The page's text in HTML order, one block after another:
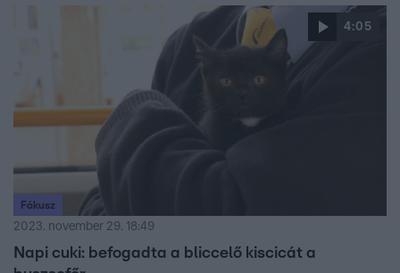
4:05
Fókusz
2023. november 29. 18:49
Napi cuki: befogadta a bliccelő kiscicát a